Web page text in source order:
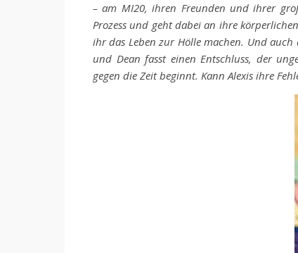
– am MI20, ihren Freunden und ihrer
Prozess und geht dabei an ihre
ihr das Leben zur Hölle machen. Und auch
und Dean fasst einen Entschluss, der
gegen die Zeit beginnt. Kann Alexis ihre